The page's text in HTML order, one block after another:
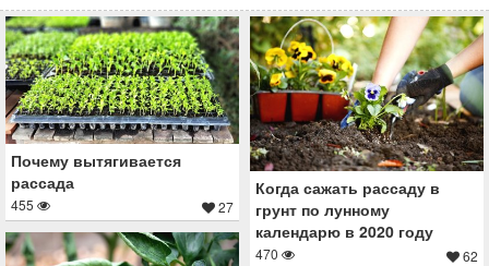
Почему вытягивается
рассада
455 27
Когда сажать рассаду в
грунт по лунному
календарю в 2020 году
470 62